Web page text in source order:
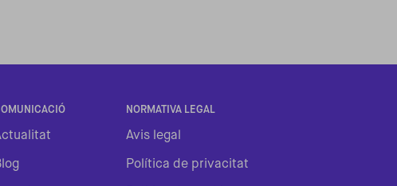
NORMATIVA LEGAL
Avis legal
Política de privacitat